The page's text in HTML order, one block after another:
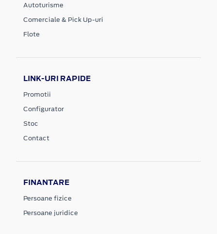
Autoturisme
Comerciale & Pick Up-uri
Flote
LINK-URI RAPIDE
Promotii
Configurator
Stoc
Contact
FINANTARE
Persoane fizice
Persoane juridice